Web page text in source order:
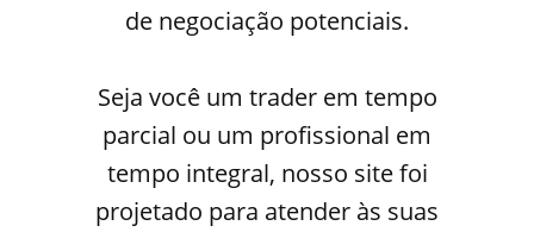
de negociação potenciais.
Seja você um trader em tempo
parcial ou um profissional em
tempo integral, nosso site foi
projetado para atender às suas